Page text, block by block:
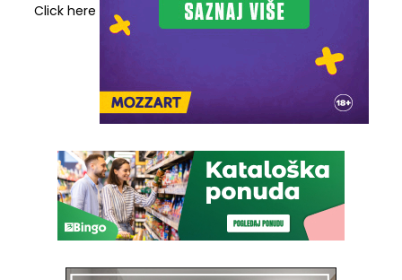
Click here